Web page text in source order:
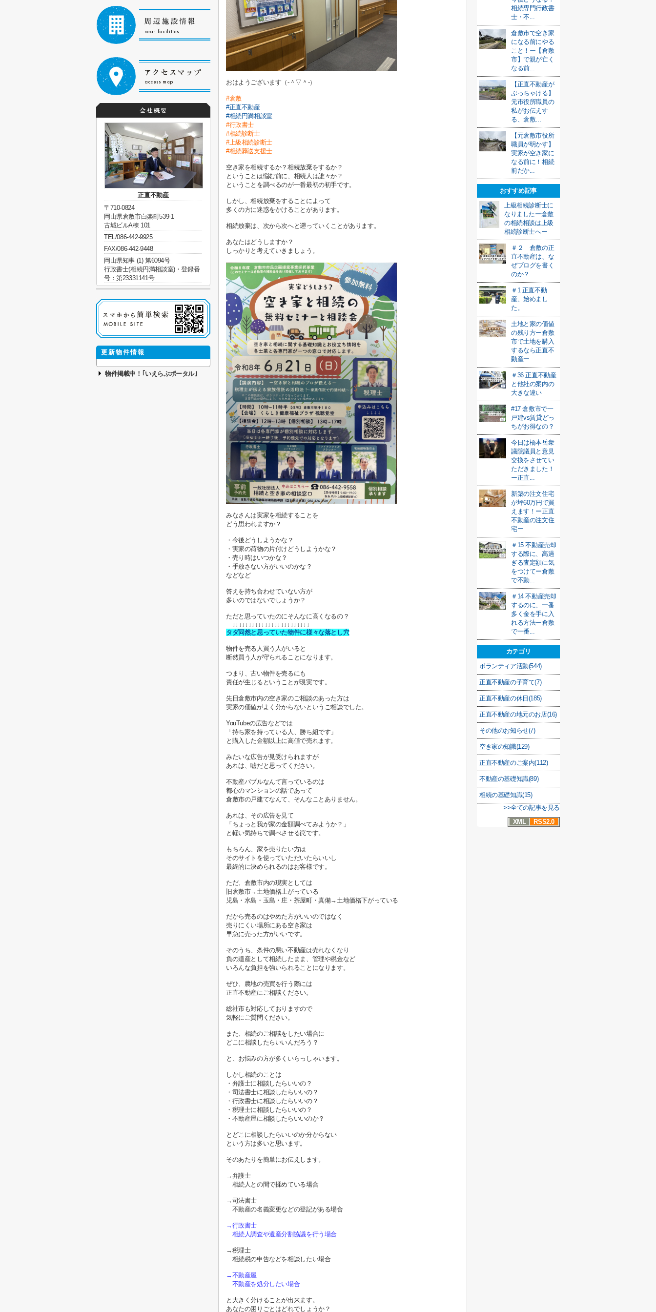
おはようございます（‐＾▽＾‐）
#倉敷
#正直不動産
#相続円満相談室
#行政書士
#相続診断士
#上級相続診断士
#相続葬送支援士
空き家を相続するか？相続放棄をするか？
ということは悩む前に、相続人は誰々か？
ということを調べるのが一番最初の初手です。
しかし、相続放棄をすることによって
多くの方に迷惑をかけることがあります。
相続放棄は、次から次へと遡っていくことがあります。
あなたはどうしますか？
しっかりと考えていきましょう。
みなさんは実家を相続することを
どう思われますか？
・今後どうしようかな？
・実家の荷物の片付けどうしようかな？
・売り時はいつかな？
・手放さない方がいいのかな？
などなど
答えを持ち合わせていない方が
多いのではないでしょうか？
ただと思っていたのにそんなに高くなるの？
↓↓↓↓↓↓↓↓↓↓↓↓↓↓↓↓↓↓↓↓↓↓↓↓
タダ同然と思っていた物件に様々な落とし穴
物件を売る人買う人がいると
断然買う人が守られることになります。
つまり、古い物件を売るにも
責任が生じるということが現実です。
先日倉敷市内の空き家のご相談のあった方は
実家の価値がよく分からないというご相談でした。
YouTubeの広告などでは
「持ち家を持っている人、勝ち組です」
と購入した金額以上に高値で売れます。
みたいな広告が見受けられますが
あれは、嘘だと思ってください。
不動産バブルなんて言っているのは
都心のマンションの話であって
倉敷市の戸建てなんて、そんなことありません。
あれは、その広告を見て
「ちょっと我が家の金額調べてみようか？」
と軽い気持ちで調べさせる罠です。
もちろん、家を売りたい方は
そのサイトを使っていただいたらいいし
最終的に決められるのはお客様です。
ただ、倉敷市内の現実としては
旧倉敷市→土地価格上がっている
児島・水島・玉島・庄・茶屋町・真備→土地価格下がっている
だから売るのはやめた方がいいのではなく
売りにくい場所にある空き家は
早急に売った方がいいです。
そのうち、条件の悪い不動産は売れなくなり
負の遺産として相続したまま、管理や税金など
いろんな負担を強いられることになります。
ぜひ、農地の売買を行う際には
正直不動産にご相談ください。
総社市も対応しておりますので
気軽にご質問ください。
また、相続のご相談をしたい場合に
どこに相談したらいいんだろう？
と、お悩みの方が多くいらっしゃいます。
しかし相続のことは
・弁護士に相談したらいいの？
・司法書士に相談したらいいの？
・行政書士に相談したらいいの？
・税理士に相談したらいいの？
・不動産屋に相談したらいいのか？
とどこに相談したらいいのか分からない
という方は多いと思います。
そのあたりを簡単にお伝えします。
→弁護士
相続人との間で揉めている場合
→司法書士
不動産の名義変更などの登記がある場合
→行政書士
相続人調査や遺産分割協議を行う場合
→税理士
相続税の申告などを相談したい場合
→不動産屋
不動産を処分したい場合
と大きく分けることが出来ます。
あなたの困りごとはどれでしょうか？
相続専門行政書
士・不...
倉敷市で空き家
になる前にやる
こと！ー【倉敷
市】で親が亡く
なる前...
【正直不動産が
ぶっちゃける】
元市役所職員の
私がお伝えす
る、倉敷...
【元倉敷市役所
職員が明かす】
実家が空き家に
なる前に！相続
前だか...
おすすめ記事
上級相続診断士に
なりましたー倉敷
の相続相談は上級
相続診断士へー
＃２ 倉敷の正
直不動産は、な
ぜブログを書く
のか？
＃1 正直不動
産、始めまし
た。
土地と家の価値
の残り方ー倉敷
市で土地を購入
するなら正直不
動産ー
＃36 正直不動産
と他社の案内の
大きな違い
#17 倉敷市で一
戸建vs賃貸どっ
ちがお得なの？
今日は橋本岳衆
議院議員と意見
交換をさせてい
ただきました！
ー正直...
新築の注文住宅
が坪60万円で買
えます！ー正直
不動産の注文住
宅ー
＃15 不動産売却
する際に、高過
ぎる査定額に気
をつけてー倉敷
で不動...
＃14 不動産売却
するのに、一番
多く金を手に入
れる方法ー倉敷
で一番...
カテゴリ
ボランティア活動(544)
正直不動産の子育て(7)
正直不動産の休日(185)
正直不動産の地元のお店(16)
その他のお知らせ(7)
空き家の知識(129)
正直不動産のご案内(112)
不動産の基礎知識(89)
相続の基礎知識(15)
>>全ての記事を見る
XML
RSS2.0
正直不動産
〒710-0824
岡山県倉敷市白楽町539-1
古城ビルA棟 101
TEL/086-442-9925
FAX/086-442-9448
岡山県知事 (1) 第6094号
行政書士(相続円満相談室)・登録番
号：第23331141号
更新物件情報
物件掲載中！｢いえらぶポータル｣